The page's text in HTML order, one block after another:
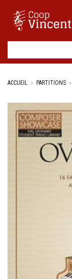
ACCUEIL » PARTITIONS »
+